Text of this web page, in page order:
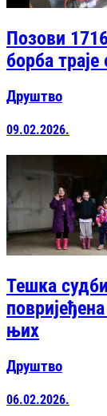
Позови
борба
Друштво
09.02.2026.
Тешка
њих
Друштво
06.02.2026.